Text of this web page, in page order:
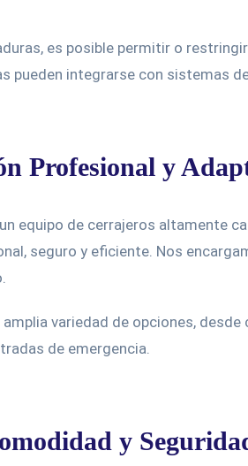
es posible permitir o
pueden integrarse con sistemas
Profesional y
equipo de cerrajeros altamente
seguro y eficiente. Nos
variedad de opciones,
de emergencia.
y